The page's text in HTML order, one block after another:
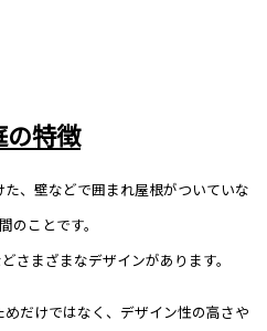
の特徴
た、壁などで囲まれ屋根がついていな
のことです。
さまざまなデザインがあります。
だけではなく、デザイン性の高さや